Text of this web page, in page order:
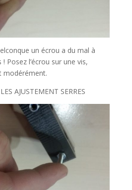
un écrou a du mal à
Posez l’écrou sur une vis,
modérément.
AJUSTEMENT SERRES